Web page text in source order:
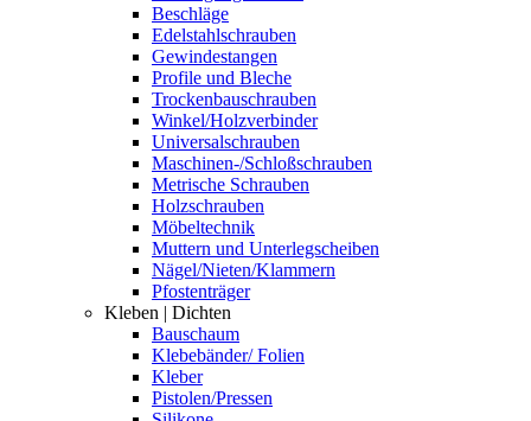
Beschläge
Edelstahlschrauben
Gewindestangen
Profile und Bleche
Trockenbauschrauben
Winkel/Holzverbinder
Universalschrauben
Maschinen-/Schloßschrauben
Metrische Schrauben
Holzschrauben
Möbeltechnik
Muttern und Unterlegscheiben
Nägel/Nieten/Klammern
Pfostenträger
Kleben | Dichten
Bauschaum
Klebebänder/ Folien
Kleber
Pistolen/Pressen